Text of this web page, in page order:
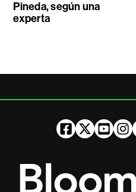
Pineda, según una
experta